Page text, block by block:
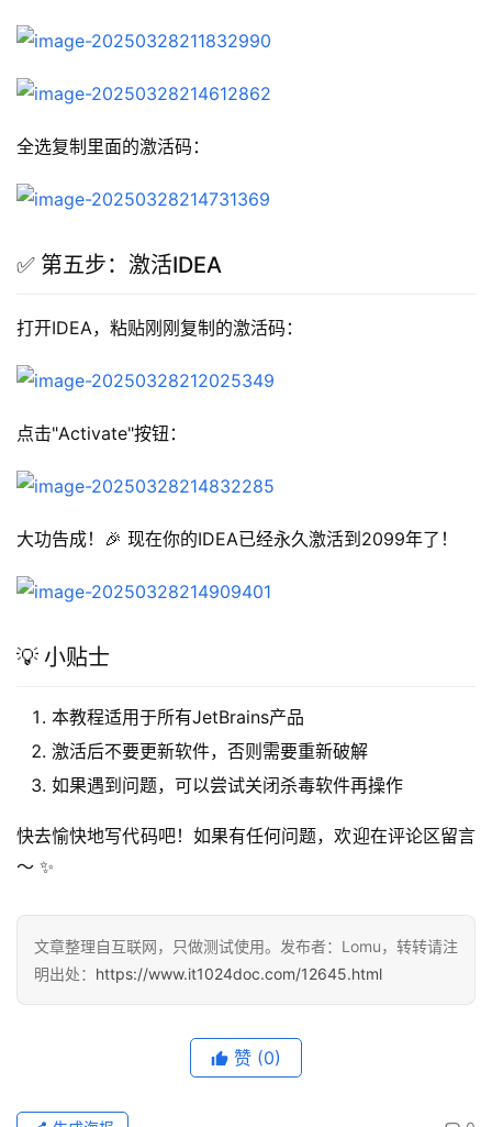
全选复制里面的激活码：
✅ 第五步：激活IDEA
打开IDEA，粘贴刚刚复制的激活码：
点击"Activate"按钮：
大功告成！🎉 现在你的IDEA已经永久激活到2099年了！
💡 小贴士
本教程适用于所有JetBrains产品
激活后不要更新软件，否则需要重新破解
如果遇到问题，可以尝试关闭杀毒软件再操作
快去愉快地写代码吧！如果有任何问题，欢迎在评论区留言
～ ✨
文章整理自互联网，只做测试使用。发布者：Lomu，转转请注
明出处： https://www.it1024doc.com/12645.html
赞 (0)